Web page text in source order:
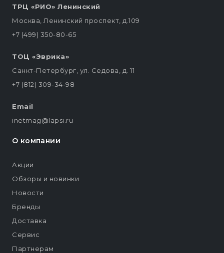
ТРЦ «РИО» Ленинский
Москва, Ленинский проспект, д.109
+7 (499) 350-80-65
ТОЦ «Эврика»
Санкт-Петербург, ул. Седова, д. 11
+7 (812) 309-34-98
Email
inetmag@lapsi.ru
О компании
Акции
Обзоры и новинки
Новости
Бренды
Доставка
Сервис
Партнерам